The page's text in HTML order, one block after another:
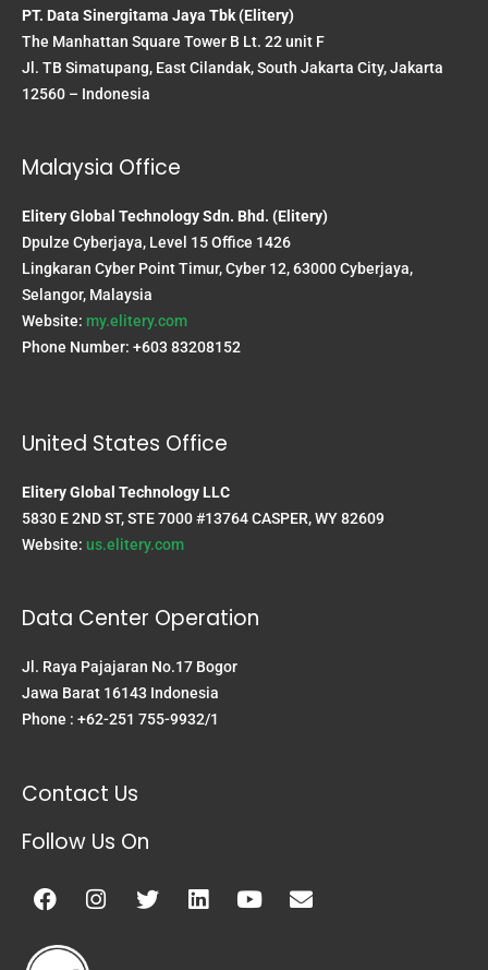
PT. Data Sinergitama Jaya Tbk (Elitery)
The Manhattan Square Tower B Lt. 22 unit F
Jl. TB Simatupang, East Cilandak, South Jakarta City, Jakarta
12560 – Indonesia
Malaysia Office
Elitery Global Technology Sdn. Bhd. (Elitery)
Dpulze Cyberjaya, Level 15 Office 1426
Lingkaran Cyber Point Timur, Cyber 12, 63000 Cyberjaya,
Selangor, Malaysia
Website: my.elitery.com
Phone Number: +603 83208152
United States Office
Elitery Global Technology LLC
5830 E 2ND ST, STE 7000 #13764 CASPER, WY 82609
Website: us.elitery.com
Data Center Operation
Jl. Raya Pajajaran No.17 Bogor
Jawa Barat 16143 Indonesia
Phone : +62-251 755-9932/1
Contact Us
Follow Us On
Facebook
Instagram
TwitterLinkedinYoutubeEnvelope